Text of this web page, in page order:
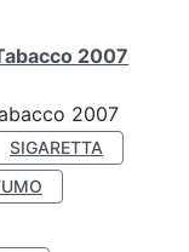
2007
2007
SIGARETTA